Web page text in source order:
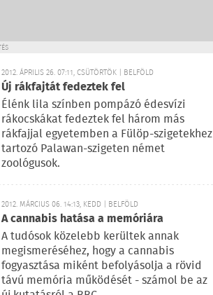
2012. ÁPRILIS 26. 07:11, CSÜTÖRTÖK | BELFÖLD
Új rákfajtát fedeztek fel
Élénk lila színben pompázó édesvízi
rákocskákat fedeztek fel három más
rákfajjal egyetemben a Fülöp-szigetekhez
tartozó Palawan-szigeten német
zoológusok.
2012. MÁRCIUS 06. 14:13, KEDD | BELFÖLD
A cannabis hatása a memóriára
A tudósok közelebb kerültek annak
megismeréséhez, hogy a cannabis
fogyasztása miként befolyásolja a rövid
távú memória működését - számol be az